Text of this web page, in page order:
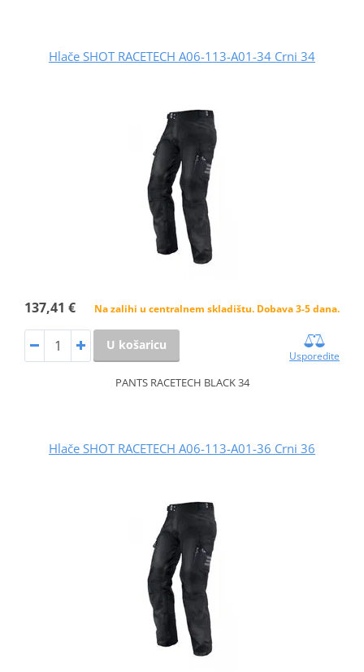
Hlače SHOT RACETECH A06-113-A01-34 Crni 34
137,41 € Na zalihi u centralnem skladištu. Dobava 3-5 dana.
U košaricu
Usporedite
PANTS RACETECH BLACK 34
Hlače SHOT RACETECH A06-113-A01-36 Crni 36